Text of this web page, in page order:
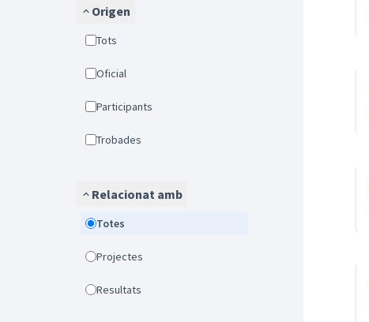
Origen
Tots
Oficial
Participants
Trobades
Relacionat amb
Totes
Projectes
Resultats